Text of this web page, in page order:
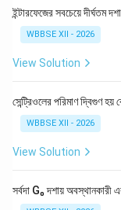
ইন্টারফেজের সবচেয়ে দীর্ঘতম
WBBSE XII - 2026
View Solution
সেন্ট্রিওলের পরিমাণ দ্বিগুণ
WBBSE XII - 2026
View Solution
সর্বদা G₀ দশায় অবস্থানকারী